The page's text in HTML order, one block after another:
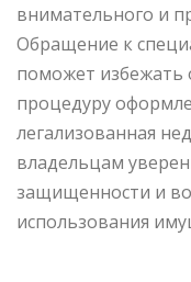
внимательного и
Обращение к
поможет избежать
процедуру
легализованная
владельцам
защищенности и
использования